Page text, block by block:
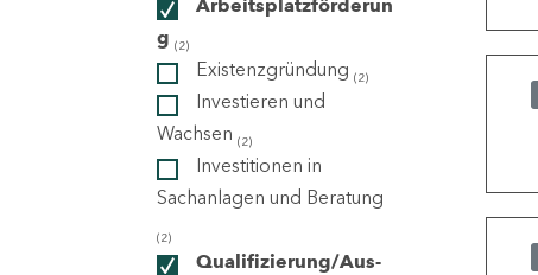
Arbeitsplatzförderun
g (2)
Existenzgründung (2)
Investieren und
Wachsen (2)
Investitionen in
Sachanlagen und Beratung
(2)
Qualifizierung/Aus-